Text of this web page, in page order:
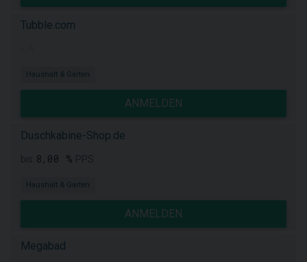
Tubble.com
Haushalt & Garten
ANMELDEN
Duschkabine-Shop.de
8,00 %
Haushalt & Garten
ANMELDEN
Megabad